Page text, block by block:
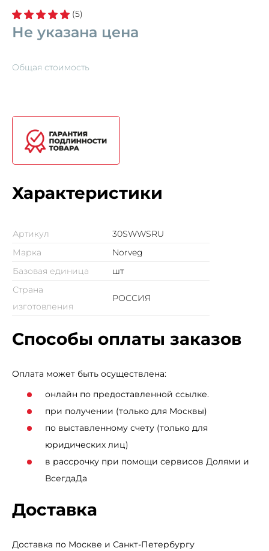
(5)
Не указана цена
Общая стоимость
Характеристики
Артикул
30SWWSRU
Марка
Norveg
Базовая единица
шт
Страна
изготовления
РОССИЯ
Способы оплаты заказов
Оплата может быть осуществлена:
онлайн по предоставленной ссылке.
при получении (только для Москвы)
по выставленному счету (только для
юридических лиц)
в рассрочку при помощи сервисов Долями и
ВсегдаДа
Доставка
Доставка по Москве и Санкт-Петербургу